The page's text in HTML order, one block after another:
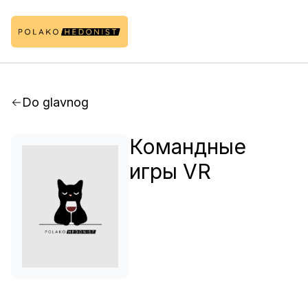
Do glavnog
Командные
игры VR